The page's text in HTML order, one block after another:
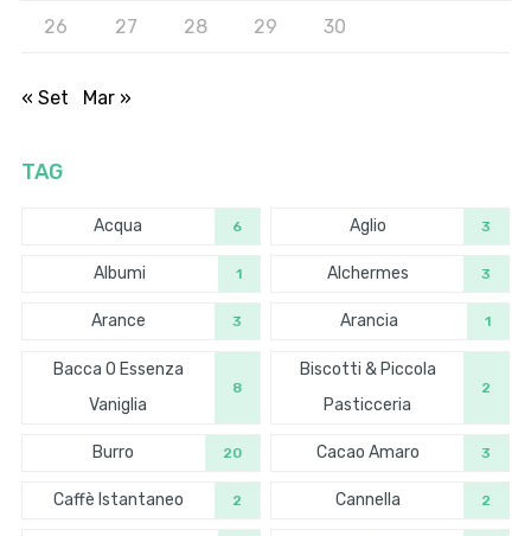
26 27 28 29 30
« Set Mar »
TAG
Acqua 6 Aglio 3
Albumi 1 Alchermes 3
Arance 3 Arancia 1
Bacca O Essenza
Vaniglia
8
Biscotti & Piccola
Pasticceria
2
Burro 20 Cacao Amaro 3
Caffè Istantaneo 2 Cannella 2